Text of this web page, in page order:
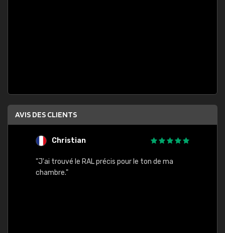
AVIS DES CLIENTS
Christian
"J'ai trouvé le RAL précis pour le ton de ma
chambre."